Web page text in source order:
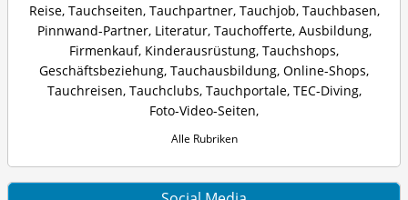
Reise, Tauchseiten, Tauchpartner, Tauchjob, Tauchbasen,
Pinnwand-Partner, Literatur, Tauchofferte, Ausbildung,
Firmenkauf, Kinderausrüstung, Tauchshops,
Geschäftsbeziehung, Tauchausbildung, Online-Shops,
Tauchreisen, Tauchclubs, Tauchportale, TEC-Diving,
Foto-Video-Seiten,
Alle Rubriken